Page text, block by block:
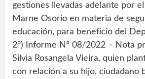
gestiones llevadas adelante por
Marne Osorio en materia de
educación, para beneficio del
2º) Informe Nº 08/2022 – Nota
Silvia Rosangela Vieira, quien
con relación a su hijo, ciudadano